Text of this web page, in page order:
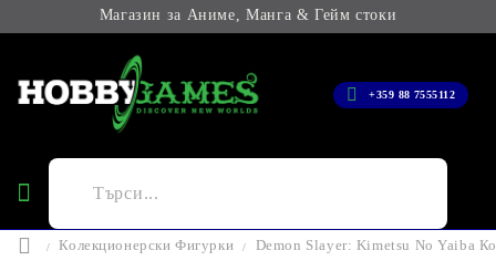
Магазин за Аниме, Манга & Гейм стоки
+359 88 7555112
Колекционерски Фигурки Demon Slayer: Kimetsu No Yaiba